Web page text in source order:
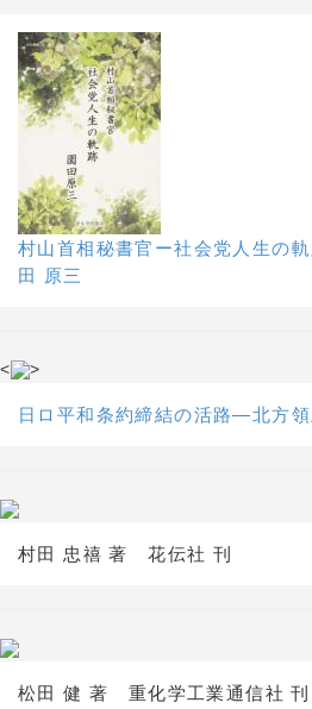
村山首相秘書官ー社会党人生の
田 原三
< >
日ロ平和条約締結の活路―北方
村田 忠禧 著 花伝社 刊
松田 健 著 重化学工業通信社 刊